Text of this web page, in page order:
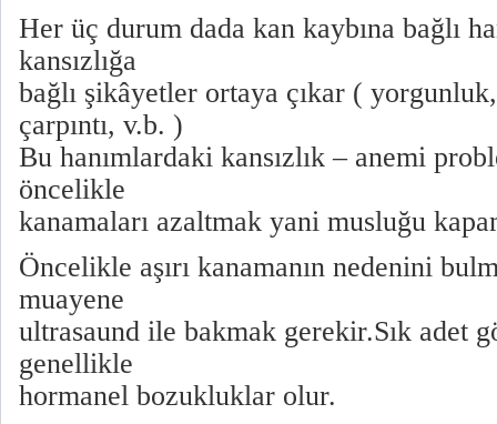
Her üç durum dada kan kaybına bağlı
kansızlığa
bağlı şikâyetler ortaya çıkar (
çarpıntı, v.b. )
Bu hanımlardaki kansızlık – anemi
öncelikle
kanamaları azaltmak yani musluğu
Öncelikle aşırı kanamanın nedenini
muayene
ultrasaund ile bakmak gerekir.Sık adet
genellikle
hormanel bozukluklar olur.